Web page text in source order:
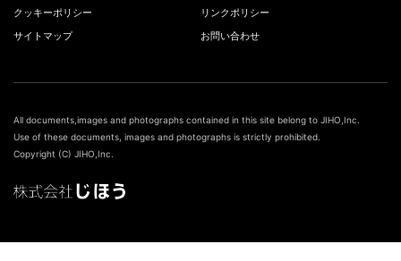
クッキーポリシー
リンクポリシー
サイトマップ
お問い合わせ
All documents,images and photographs contained in this site belong to JIHO,Inc.
Use of these documents, images and photographs is strictly prohibited.
Copyright (C) JIHO,Inc.